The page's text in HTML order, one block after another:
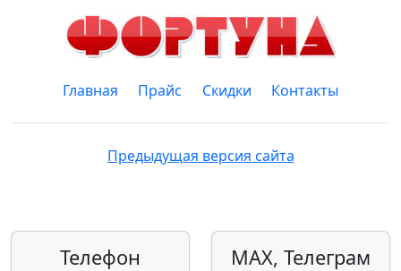
Главная Прайс Скидки Контакты
Предыдущая версия сайта
Телефон MAX, Телеграм